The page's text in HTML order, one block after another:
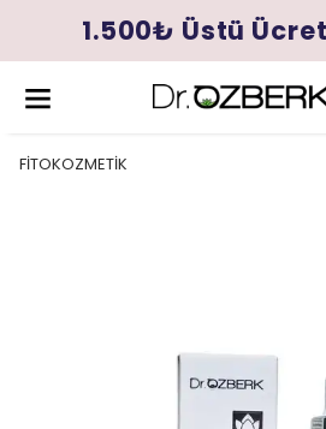
1.500₺ Üstü
FİTOKOZMETİK